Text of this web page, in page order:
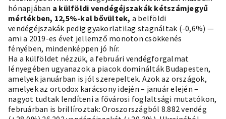
hónapjában a külföldi vendégéjszakák kétszámjegyű
mértékben, 12,5%-kal bővültek, a belföldi
vendégéjszakák pedig gyakorlatilag stagnáltak (-0,6%) —
ami a 2019-es évet jellemző monoton csökkenés
fényében, mindenképpen jó hír.
Ha a külföldet nézzük, a februári vendégforgalmat
lényegében ugyanazok a piacok dominálták Budapesten,
amelyek januárban is jól szerepeltek. Azok az országok,
amelyek az ortodox karácsony idején – január elején –
nagyot tudtak lendíteni a fővárosi foglaltsági mutatókon,
februárban is brillíroztak: Oroszországból 8.882 vendég